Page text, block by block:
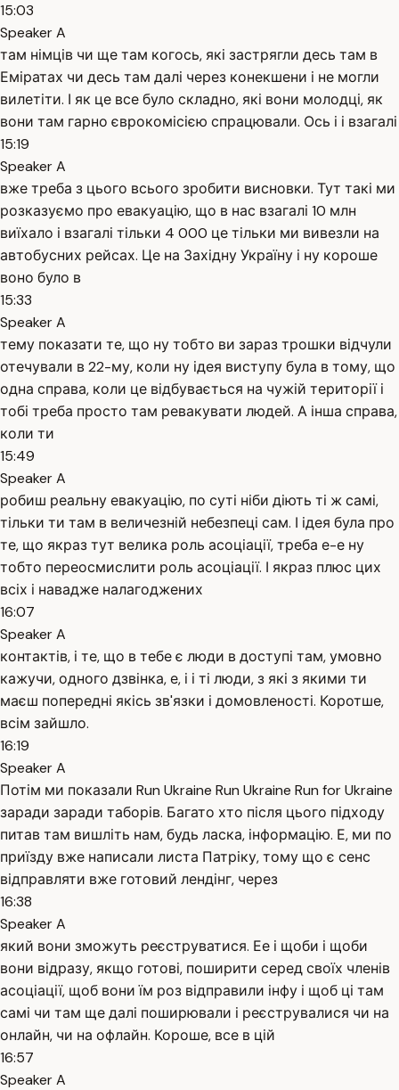
15:03
Speaker A
там німців чи ще там когось, які застрягли десь там в
Еміратах чи десь там далі через конекшени і не могли
вилетіти. І як це все було складно, які вони молодці, як
вони там гарно єврокомісією спрацювали. Ось і і взагалі
15:19
Speaker A
вже треба з цього всього зробити висновки. Тут такі ми
розказуємо про евакуацію, що в нас взагалі 10 млн
виїхало і взагалі тільки 4 000 це тільки ми вивезли на
автобусних рейсах. Це на Західну Україну і ну короше
воно було в
15:33
Speaker A
тему показати те, що ну тобто ви зараз трошки відчули
отечували в 22-му, коли ну ідея виступу була в тому, що
одна справа, коли це відбувається на чужій території і
тобі треба просто там ревакувати людей. А інша справа,
коли ти
15:49
Speaker A
робиш реальну евакуацію, по суті ніби діють ті ж самі,
тільки ти там в величезній небезпеці сам. І ідея була про
те, що якраз тут велика роль асоціації, треба е-е ну
тобто переосмислити роль асоціації. І якраз плюс цих
всіх і навадже налагоджених
16:07
Speaker A
контактів, і те, що в тебе є люди в доступі там, умовно
кажучи, одного дзвінка, е, і і ті люди, з які з якими ти
маєш попередні якісь зв'язки і домовленості. Коротше,
всім зайшло.
16:19
Speaker A
Потім ми показали Run Ukraine Run Ukraine Run for Ukraine
заради заради таборів. Багато хто після цього підходу
питав там вишліть нам, будь ласка, інформацію. Е, ми по
приїзду вже написали листа Патріку, тому що є сенс
відправляти вже готовий лендінг, через
16:38
Speaker A
який вони зможуть реєструватися. Ее і щоби і щоби
вони відразу, якщо готові, поширити серед своїх членів
асоціації, щоб вони їм роз відправили інфу і щоб ці там
самі чи там ще далі поширювали і реєструвалися чи на
онлайн, чи на офлайн. Короше, все в цій
16:57
Speaker A